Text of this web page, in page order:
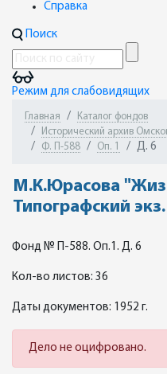
Справка
Поиск
Режим для слабовидящих
Главная
Каталог фондов
Исторический архив
Ф. П-588
Оп. 1 Д. 6
М.К.Юрасова
Типографский экз.
Фонд № П-588. Оп.1. Д. 6
Кол-во листов: 36
Даты документов: 1952 г.
Дело не оцифровано.